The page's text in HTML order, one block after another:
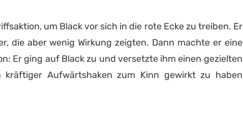
um Black vor sich in die rote Ecke zu treiben. Er
die aber wenig Wirkung zeigten. Dann machte er eine
Er ging auf Black zu und versetzte ihm einen gezielten
kräftiger Aufwärtshaken zum Kinn gewirkt zu haben